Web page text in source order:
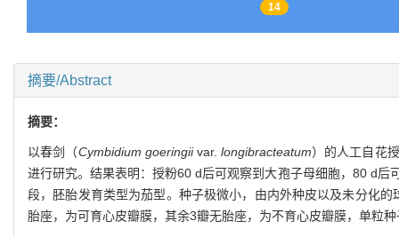
14
摘要/Abstract
摘要：
以春剑（Cymbidium goeringiivar. longibracteatum）的人工自花
进行研究。结果表明：授粉60 d后可观察到大孢子母细胞，80 d
段，胚胎发育类型为茄型。种子极微小，由内外种皮以及未分化
胎座，为可育心皮瓣膜，其余3瓣无胎座，为不育心皮瓣膜，单粒